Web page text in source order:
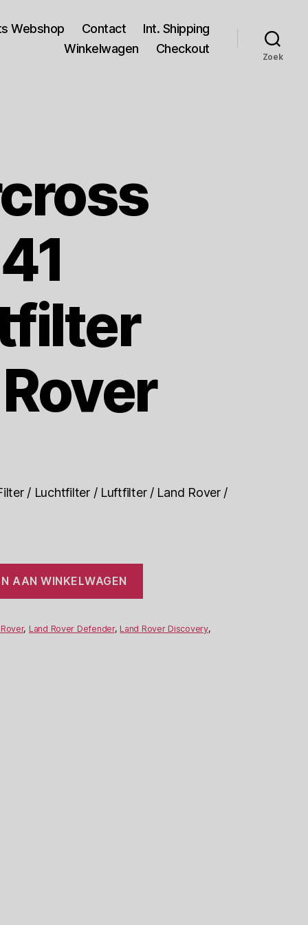
Webshop Contact
Int. Shipping
Winkelwagen
Checkout
Zoek
/ Luchtfilter / Luftfilter / Land Rover /
AAN WINKELWAGEN
, Land Rover Defender, Land Rover Discovery,